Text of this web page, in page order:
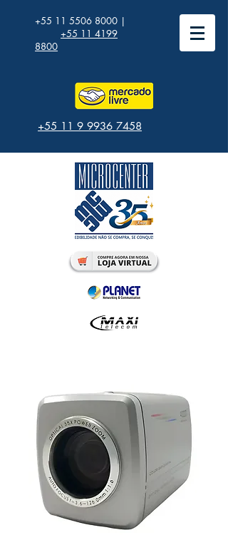
+55 11 5506 8000 |
+55 11 4199
8800
+55 11 9 9936 7458